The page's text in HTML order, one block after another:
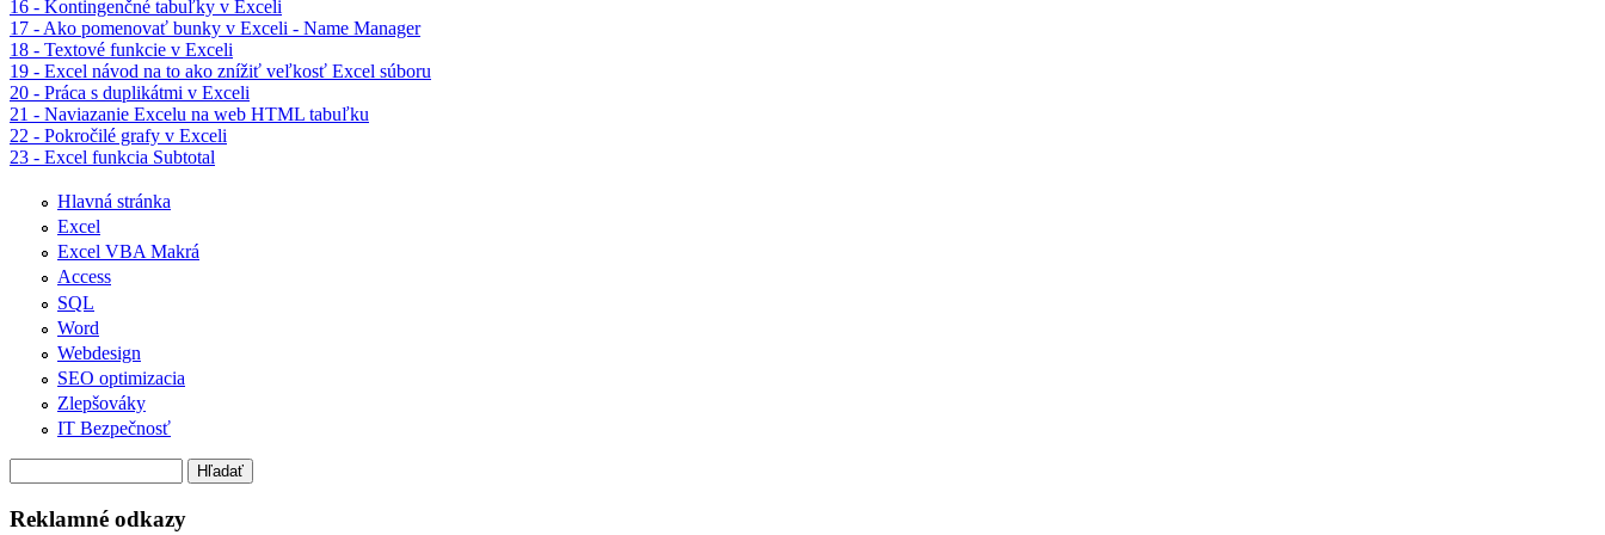
16 - Kontingenčné tabuľky v Exceli
17 - Ako pomenovať bunky v Exceli - Name Manager
18 - Textové funkcie v Exceli
19 - Excel návod na to ako znížiť veľkosť Excel súboru
20 - Práca s duplikátmi v Exceli
21 - Naviazanie Excelu na web HTML tabuľku
22 - Pokročilé grafy v Exceli
23 - Excel funkcia Subtotal
Hlavná stránka
Excel
Excel VBA Makrá
Access
SQL
Word
Webdesign
SEO optimizacia
Zlepšováky
IT Bezpečnosť
Reklamné odkazy